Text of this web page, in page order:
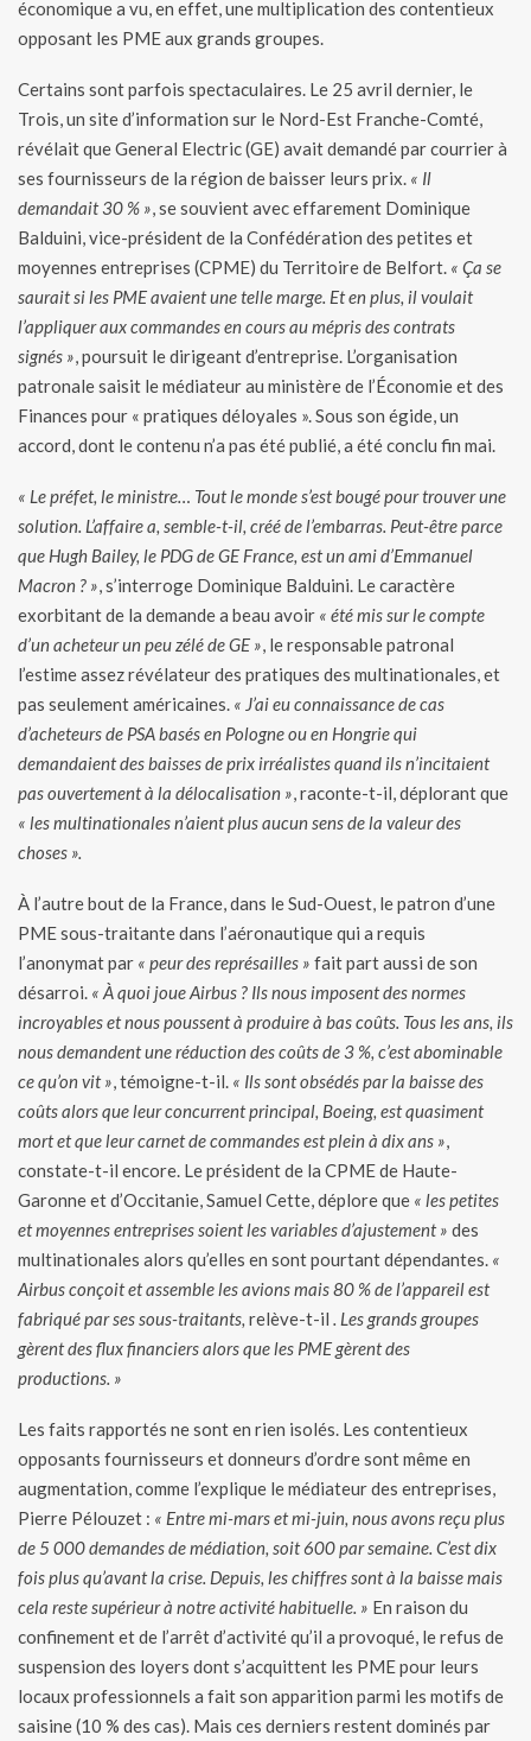
économique a vu, en effet, une multiplication des contentieux
opposant les PME aux grands groupes.
Certains sont parfois spectaculaires. Le 25 avril dernier, le
Trois, un site d’information sur le Nord-Est Franche-Comté,
révélait que General Electric (GE) avait demandé par courrier à
ses fournisseurs de la région de baisser leurs prix. « Il
demandait 30 % », se souvient avec effarement Dominique
Balduini, vice-président de la Confédération des petites et
moyennes entreprises (CPME) du Territoire de Belfort. « Ça se
saurait si les PME avaient une telle marge. Et en plus, il voulait
l’appliquer aux commandes en cours au mépris des contrats
signés », poursuit le dirigeant d’entreprise. L’organisation
patronale saisit le médiateur au ministère de l’Économie et des
Finances pour « pratiques déloyales ». Sous son égide, un
accord, dont le contenu n’a pas été publié, a été conclu fin mai.
« Le préfet, le ministre… Tout le monde s’est bougé pour trouver une
solution. L’affaire a, semble-t-il, créé de l’embarras. Peut-être parce
que Hugh Bailey, le PDG de GE France, est un ami d’Emmanuel
Macron ? », s’interroge Dominique Balduini. Le caractère
exorbitant de la demande a beau avoir « été mis sur le compte
d’un acheteur un peu zélé de GE », le responsable patronal
l’estime assez révélateur des pratiques des multinationales, et
pas seulement américaines. « J’ai eu connaissance de cas
d’acheteurs de PSA basés en Pologne ou en Hongrie qui
demandaient des baisses de prix irréalistes quand ils n’incitaient
pas ouvertement à la délocalisation », raconte-t-il, déplorant que
« les multinationales n’aient plus aucun sens de la valeur des
choses ».
À l’autre bout de la France, dans le Sud-Ouest, le patron d’une
PME sous-traitante dans l’aéronautique qui a requis
l’anonymat par « peur des représailles » fait part aussi de son
désarroi. « À quoi joue Airbus ? Ils nous imposent des normes
incroyables et nous poussent à produire à bas coûts. Tous les ans, ils
nous demandent une réduction des coûts de 3 %, c’est abominable
ce qu’on vit », témoigne-t-il. « Ils sont obsédés par la baisse des
coûts alors que leur concurrent principal, Boeing, est quasiment
mort et que leur carnet de commandes est plein à dix ans »,
constate-t-il encore. Le président de la CPME de Haute-
Garonne et d’Occitanie, Samuel Cette, déplore que « les petites
et moyennes entreprises soient les variables d’ajustement » des
multinationales alors qu’elles en sont pourtant dépendantes. «
Airbus conçoit et assemble les avions mais 80 % de l’appareil est
fabriqué par ses sous-traitants, relève-t-il . Les grands groupes
gèrent des flux financiers alors que les PME gèrent des
productions. »
Les faits rapportés ne sont en rien isolés. Les contentieux
opposants fournisseurs et donneurs d’ordre sont même en
augmentation, comme l’explique le médiateur des entreprises,
Pierre Pélouzet : « Entre mi-mars et mi-juin, nous avons reçu plus
de 5 000 demandes de médiation, soit 600 par semaine. C’est dix
fois plus qu’avant la crise. Depuis, les chiffres sont à la baisse mais
cela reste supérieur à notre activité habituelle. » En raison du
confinement et de l’arrêt d’activité qu’il a provoqué, le refus de
suspension des loyers dont s’acquittent les PME pour leurs
locaux professionnels a fait son apparition parmi les motifs de
saisine (10 % des cas). Mais ces derniers restent dominés par